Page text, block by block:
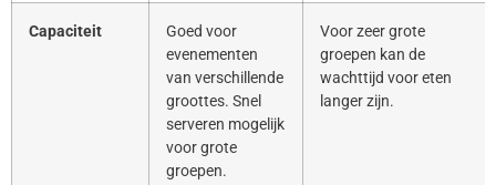
Capaciteit
Goed voor
evenementen
van verschillende
groottes. Snel
serveren mogelijk
voor grote
groepen.
Voor zeer grote
groepen kan de
wachttijd voor eten
langer zijn.